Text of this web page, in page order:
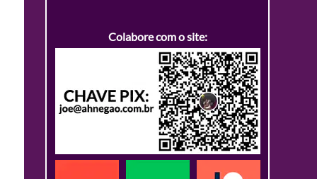
Colabore com o site: